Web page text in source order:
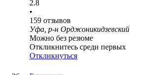
2.8
•
159 отзывов
Уфа, р-н Орджоникидзевский
Можно без резюме
Откликнитесь среди первых
Откликнуться